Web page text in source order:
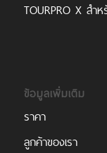
TOURPRO X สำ
ข้อมูลเพิ่มเติม
ราคา
ลูกค้าของเรา